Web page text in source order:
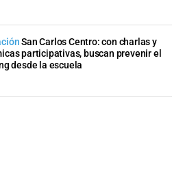
San Carlos Centro: con charlas y
participativas, buscan prevenir el
desde la escuela